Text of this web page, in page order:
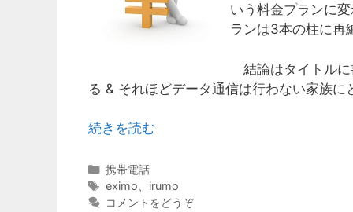
いう料金プランに
ランは3本の柱に再
結論はタイトルに
る & それほどデータ通信は行わない家族
続きを読む
カ
テ
ゴ
携帯電話
タ
グ
eximo
irumo
コメントをどうぞ